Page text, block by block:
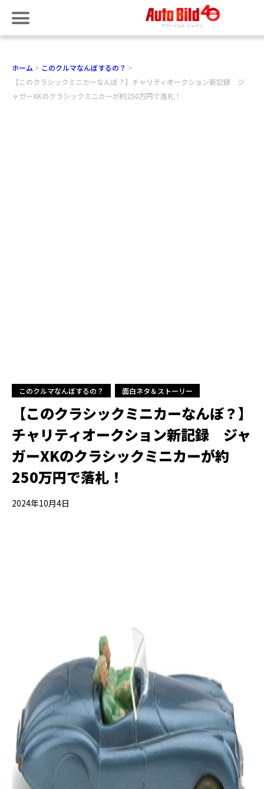
ホーム
このクルマなんぼするの？
【このクラシックミニカーなんぼ？】チャリティオークション新記録 ジ
ャガーXKのクラシックミニカーが約250万円で落札！
このクルマなんぼするの？ 面白ネタ＆ストーリー
【このクラシックミニカーなんぼ？】
チャリティオークション新記録 ジャ
ガーXKのクラシックミニカーが約
250万円で落札！
2024年10月4日